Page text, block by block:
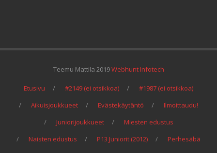
Teemu Mattila 2019Webhunt Infotech
Etusivu #2149 (ei otsikkoa)
#1987 (ei otsikkoa)
Aikuisjoukkueet
Evästekäytäntö
Ilmoittaudu!
Juniorijoukkueet
Miesten edustus
Naisten edustus
P13 Juniorit (2012)
Perhesäbä